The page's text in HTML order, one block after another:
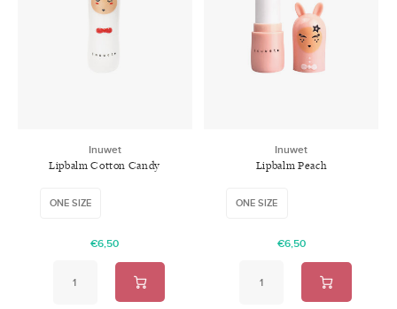
Inuwet
Lipbalm Cotton Candy
ONE SIZE
€6,50
Inuwet
Lipbalm Peach
ONE SIZE
€6,50